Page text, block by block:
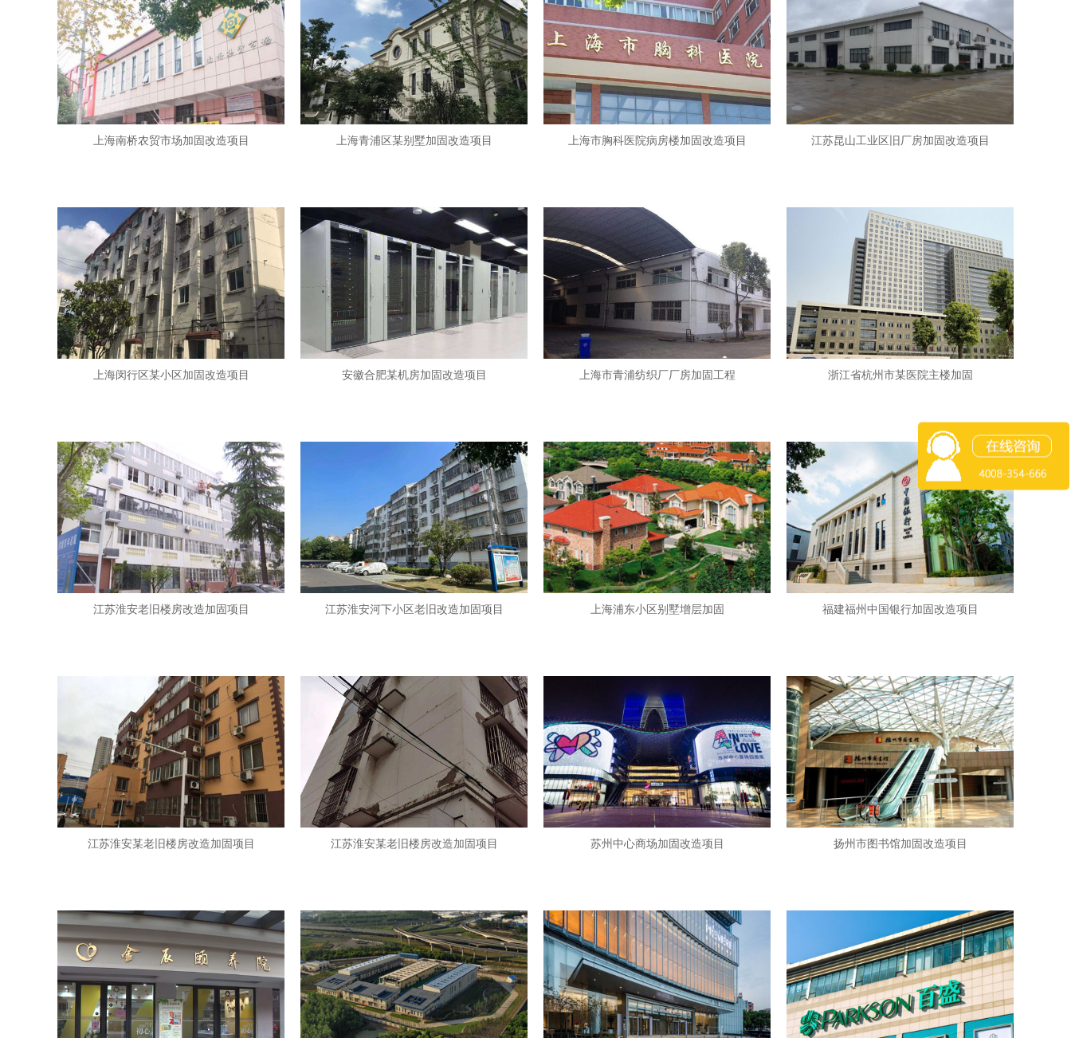
上海南桥农贸市场加固改造项目 上海青浦区某别墅加固改造项目 上海市胸科医院病房楼加固改造项目 江苏昆山工业区旧厂房加固改造项目
上海闵行区某小区加固改造项目 安徽合肥某机房加固改造项目 上海市青浦纺织厂厂房加固工程 浙江省杭州市某医院主楼加固
江苏淮安老旧楼房改造加固项目 江苏淮安河下小区老旧改造加固项目 上海浦东小区别墅增层加固 福建福州中国银行加固改造项目
江苏淮安某老旧楼房改造加固项目 江苏淮安某老旧楼房改造加固项目 苏州中心商场加固改造项目 扬州市图书馆加固改造项目